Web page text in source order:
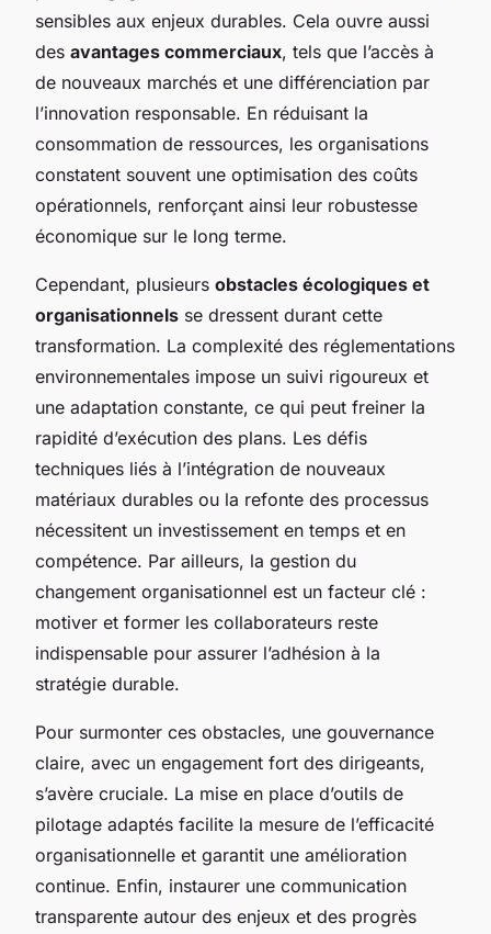
sensibles aux enjeux durables. Cela ouvre aussi
des avantages commerciaux, tels que l’accès à
de nouveaux marchés et une différenciation par
l’innovation responsable. En réduisant la
consommation de ressources, les organisations
constatent souvent une optimisation des coûts
opérationnels, renforçant ainsi leur robustesse
économique sur le long terme.
Cependant, plusieurs obstacles écologiques et
organisationnels se dressent durant cette
transformation. La complexité des réglementations
environnementales impose un suivi rigoureux et
une adaptation constante, ce qui peut freiner la
rapidité d’exécution des plans. Les défis
techniques liés à l’intégration de nouveaux
matériaux durables ou la refonte des processus
nécessitent un investissement en temps et en
compétence. Par ailleurs, la gestion du
changement organisationnel est un facteur clé :
motiver et former les collaborateurs reste
indispensable pour assurer l’adhésion à la
stratégie durable.
Pour surmonter ces obstacles, une gouvernance
claire, avec un engagement fort des dirigeants,
s’avère cruciale. La mise en place d’outils de
pilotage adaptés facilite la mesure de l’efficacité
organisationnelle et garantit une amélioration
continue. Enfin, instaurer une communication
transparente autour des enjeux et des progrès